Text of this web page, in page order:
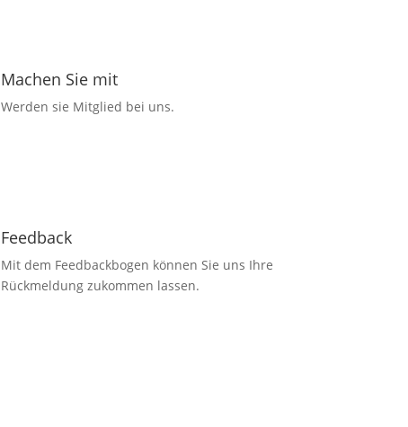
Machen Sie mit
Werden sie Mitglied bei uns.
Feedback
Mit dem Feedbackbogen können Sie uns Ihre
Rückmeldung zukommen lassen.